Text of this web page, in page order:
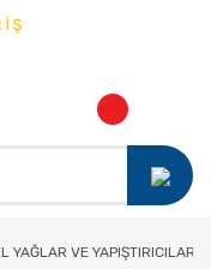
YAĞLAR VE YAPIŞTIRICILAR